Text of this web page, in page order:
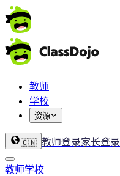
教师
学校
资源
🇨🇳 教师登录家长登录
教师学校